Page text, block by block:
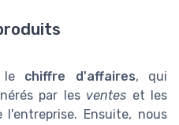
le chiffre d'affaires, qui
par les ventes et les
l'entreprise. Ensuite, nous